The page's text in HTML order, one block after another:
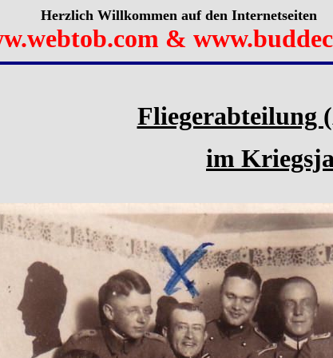
Herzlich Willkommen auf den Internetseiten
&
Fliegerabteilung
im